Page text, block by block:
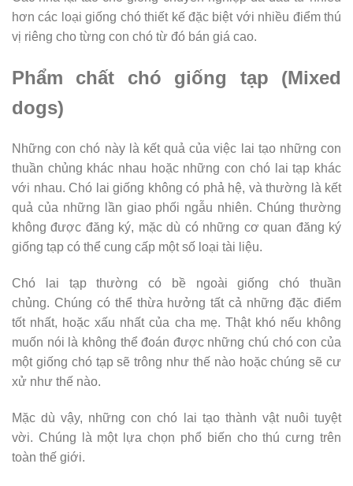
hơn các loại giống chó thiết kế đặc biệt với nhiều điểm thú
vị riêng cho từng con chó từ đó bán giá cao.
Phẩm chất chó giống tạp (Mixed
dogs)
Những con chó này là kết quả của việc lai tạo những con
thuần chủng khác nhau hoặc những con chó lai tạp khác
với nhau. Chó lai giống không có phả hệ, và thường là kết
quả của những lần giao phối ngẫu nhiên. Chúng thường
không được đăng ký, mặc dù có những cơ quan đăng ký
giống tạp có thể cung cấp một số loại tài liệu.
Chó lai tạp thường có bề ngoài giống chó thuần
chủng. Chúng có thể thừa hưởng tất cả những đặc điểm
tốt nhất, hoặc xấu nhất của cha mẹ. Thật khó nếu không
muốn nói là không thể đoán được những chú chó con của
một giống chó tạp sẽ trông như thế nào hoặc chúng sẽ cư
xử như thế nào.
Mặc dù vậy, những con chó lai tạo thành vật nuôi tuyệt
vời. Chúng là một lựa chọn phổ biến cho thú cưng trên
toàn thế giới.